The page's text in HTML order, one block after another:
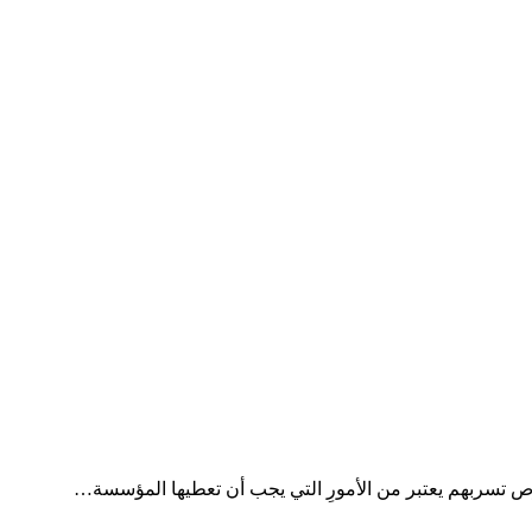
تسربهم يعتبر من الأمورِ التي يجب أن تعطيها المؤسسة…